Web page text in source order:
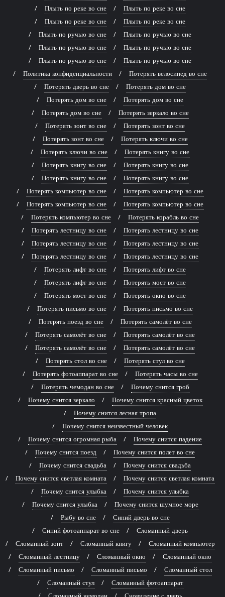
Плыть по реке во сне
Плыть по реке во сне
Плыть по реке во сне
Плыть по реке во сне
Плыть по ручью во сне
Плыть по ручью во сне
Плыть по ручью во сне
Плыть по ручью во сне
Плыть по ручью во сне
Плыть по ручью во сне
Политика конфиденциальности
Потерять велосипед во сне
Потерять дверь во сне
Потерять дом во сне
Потерять дом во сне
Потерять дом во сне
Потерять дом во сне
Потерять зеркало во сне
Потерять зонт во сне
Потерять зонт во сне
Потерять зонт во сне
Потерять ключи во сне
Потерять ключи во сне
Потерять книгу во сне
Потерять книгу во сне
Потерять книгу во сне
Потерять книгу во сне
Потерять книгу во сне
Потерять компьютер во сне
Потерять компьютер во сне
Потерять компьютер во сне
Потерять компьютер во сне
Потерять компьютер во сне
Потерять корабль во сне
Потерять лестницу во сне
Потерять лестницу во сне
Потерять лестницу во сне
Потерять лестницу во сне
Потерять лестницу во сне
Потерять лестницу во сне
Потерять лифт во сне
Потерять лифт во сне
Потерять лифт во сне
Потерять мост во сне
Потерять мост во сне
Потерять окно во сне
Потерять письмо во сне
Потерять письмо во сне
Потерять поезд во сне
Потерять самолёт во сне
Потерять самолёт во сне
Потерять самолёт во сне
Потерять самолёт во сне
Потерять самолёт во сне
Потерять стол во сне
Потерять стул во сне
Потерять фотоаппарат во сне
Потерять часы во сне
Потерять чемодан во сне
Почему снится гроб
Почему снится зеркало
Почему снится красный цветок
Почему снится лесная тропа
Почему снится неизвестный человек
Почему снится огромная рыба
Почему снится падение
Почему снится поезд
Почему снится полет во сне
Почему снится свадьба
Почему снится свадьба
Почему снится светлая комната
Почему снится светлая комната
Почему снится улыбка
Почему снится улыбка
Почему снится улыбка
Почему снится шумное море
Рыбу во сне
Синий дверь во сне
Синий фотоаппарат во сне
Сломанный дверь
Сломанный зонт
Сломанный книгу
Сломанный компьютер
Сломанный лестницу
Сломанный окно
Сломанный окно
Сломанный письмо
Сломанный письмо
Сломанный стол
Сломанный стул
Сломанный фотоаппарат